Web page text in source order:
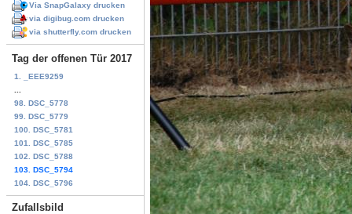
Via SnapGalaxy drucken
via digibug.com drucken
via shutterfly.com drucken
Tag der offenen Tür 2017
1. _EEE9259
98. DSC_5778
99. DSC_5779
100. DSC_5781
101. DSC_5785
102. DSC_5788
103. DSC_5794
104. DSC_5796
Zufallsbild